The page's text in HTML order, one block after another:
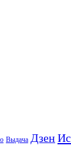
Выдача Дзен